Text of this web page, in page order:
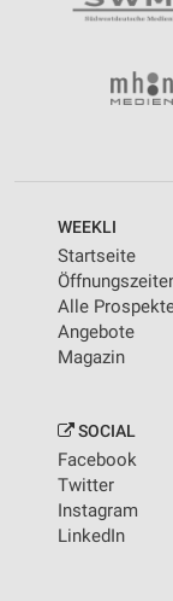
WEEKLI
Startseite
Alle
Angebote
Magazin
SOCIAL
Facebook
Twitter
Instagram
LinkedIn